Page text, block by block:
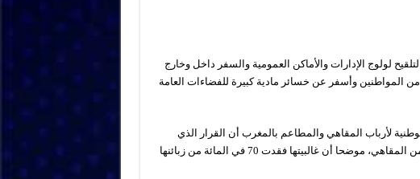
لولوج الإدارات والأماكن العمومية والسفر داخل وخارج
المواطنين وأسفر عن خسائر مادية كبيرة للفضاءات العامة
لأرباب المقاهي والمطاعم بالمغرب أن القرار الذي
أعربوا عن رفضه جملة وتفصيلا أضر كثيرا بمداخيل عدد من المقاهي، موضحا أن غالبيتها فقدت 70 في المائة من زبائنها